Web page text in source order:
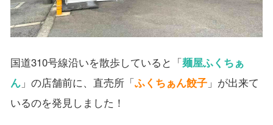
国道310号線沿いを散歩していると「麺屋ふくちぁ
ん」の店舗前に、直売所「ふくちぁん餃子」が出来て
いるのを発見しました！